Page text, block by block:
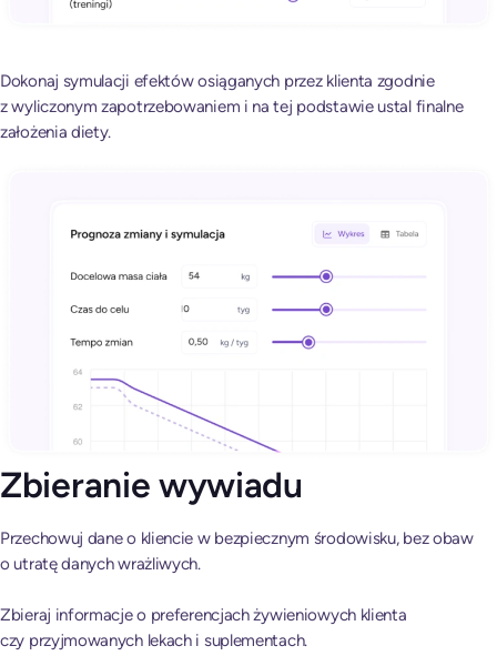
Dokonaj symulacji efektów osiąganych przez klienta zgodnie
z wyliczonym zapotrzebowaniem i na tej podstawie ustal finalne
założenia diety.
Zbieranie wywiadu
Przechowuj dane o kliencie w bezpiecznym środowisku, bez obaw
o utratę danych wrażliwych.
Zbieraj informacje o preferencjach żywieniowych klienta
czy przyjmowanych lekach i suplementach.